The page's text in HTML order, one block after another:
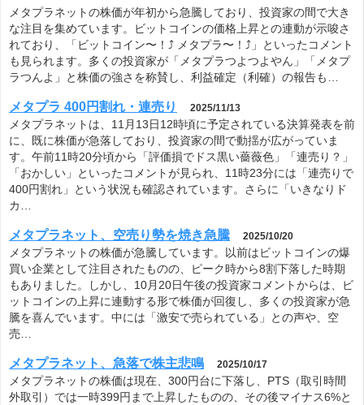
メタプラネットの株価が年初から急騰しており、投資家の間で大き
な注目を集めています。ビットコインの価格上昇との連動が示唆さ
れており、「ビットコイン〜！⤴︎ メタプラ〜！⤴︎」といったコメント
も見られます。多くの投資家が「メタプラつよつよやん」「メタプ
ラつんよ」と株価の強さを称賛し、利益確定（利確）の報告も…
メタプラ 400円割れ・連売り 2025/11/13
メタプラネットは、11月13日12時頃に予定されている決算発表を前
に、既に株価が急落しており、投資家の間で動揺が広がっていま
す。午前11時20分頃から「評価損でドス黒い薔薇色」「連売り？」
「おかしい」といったコメントが見られ、11時23分には「連売りで
400円割れ」という状況も確認されています。さらに「いきなりド
カ…
メタプラネット、空売り勢を焼き急騰 2025/10/20
メタプラネットの株価が急騰しています。以前はビットコインの爆
買い企業として注目されたものの、ピーク時から8割下落した時期
もありました。しかし、10月20日午後の投資家コメントからは、ビ
ットコインの上昇に連動する形で株価が回復し、多くの投資家が急
騰を喜んでいます。中には「激安で売られている」との声や、空
売…
メタプラネット、急落で株主悲鳴 2025/10/17
メタプラネットの株価は現在、300円台に下落し、PTS（取引時間
外取引）では一時399円まで上昇したものの、その後マイナス6%と